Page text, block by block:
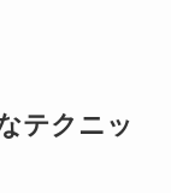
テクニッ